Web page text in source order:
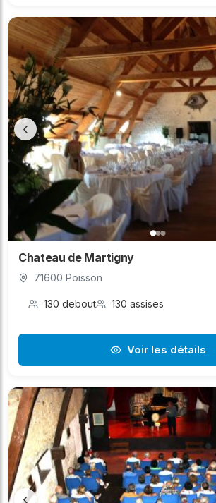
‹
Chateau de Martigny
71600 Poisson
130 debout 130 assises
Voir les détails